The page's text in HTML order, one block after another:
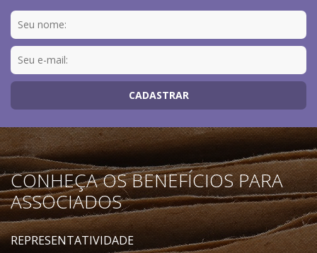
CONHEÇA OS BENEFÍCIOS PARA
ASSOCIADOS
REPRESENTATIVIDADE